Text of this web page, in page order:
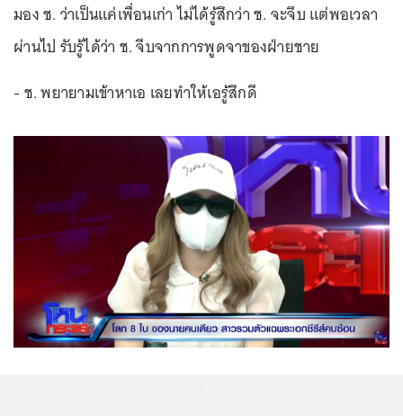
มอง ช. ว่าเป็นแค่เพื่อนเก่า ไม่ได้รู้สึกว่า ช. จะจีบ แต่พอเวลา
ผ่านไป รับรู้ได้ว่า ช. จีบจากการพูดจาของฝ่ายชาย
- ช. พยายามเข้าหาเอ เลยทำให้เอรู้สึกดี